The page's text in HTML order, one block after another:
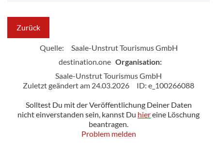
Zurück
Quelle:
Saale-Unstrut Tourismus GmbH
destination.one Organisation:
Saale-Unstrut Tourismus GmbH
Zuletzt geändert am 24.03.2026
ID: e_100266088
Solltest Du mit der Veröffentlichung Deiner Daten
nicht einverstanden sein, kannst Du hiereine Löschung
beantragen.
Problem melden